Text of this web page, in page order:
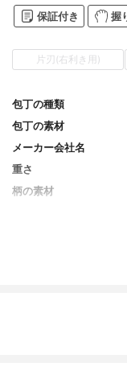
保証付き 握
片刃(右利き用)
包丁の種類
包丁の素材
メーカー会社名
重さ
柄の素材